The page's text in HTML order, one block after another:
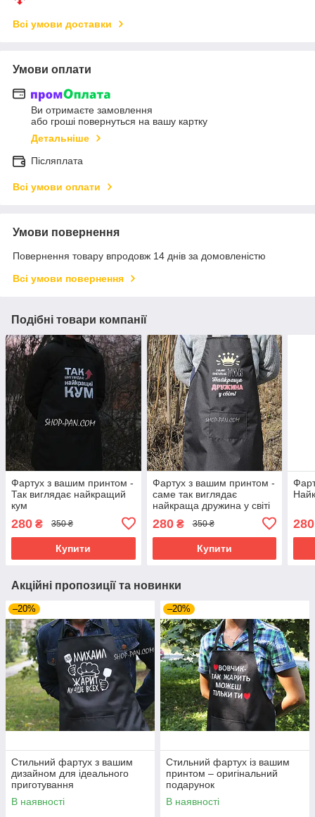
Всі умови доставки
Умови оплати
Ви отримаєте замовлення
або гроші повернуться на вашу картку
Детальніше
Післяплата
Всі умови оплати
Умови повернення
Повернення товару впродовж 14 днів за домовленістю
Всі умови повернення
Подібні товари компанії
Фартух з вашим принтом -
Так виглядає найкращий
кум
280 ₴ 350 ₴
Купити
Фартух з вашим принтом -
саме так виглядає
найкраща дружина у світі
280₴ 350 ₴
Купити
280
Акційні пропозиції та новинки
–20%
Стильний фартух з вашим
дизайном для ідеального
приготування
В наявності
–20%
Стильний фартух із вашим
принтом – оригінальний
подарунок
В наявності